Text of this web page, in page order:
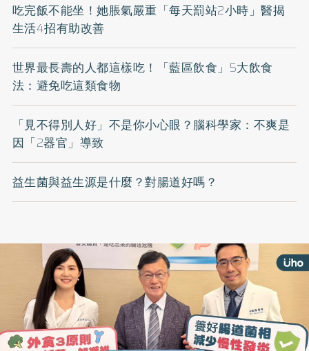
吃完飯不能坐！她脹氣嚴重「每天罰站2小時」醫揭
生活4招有助改善
世界最長壽的人都這樣吃！「藍區飲食」5大飲食
法：避免吃這類食物
「見不得別人好」不是你小心眼？腦科學家：不爽是
因「2器官」導致
益生菌與益生源是什麼？對腸道好嗎？